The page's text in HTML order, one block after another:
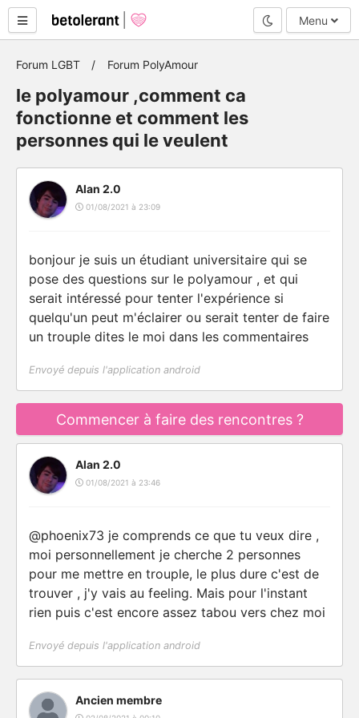
Mode nuit
Menu
Forum LGBT Forum PolyAmour
le polyamour ,comment ca
fonctionne et comment les
personnes qui le veulent
Alan 2.0
01/08/2021 à 23:09
bonjour je suis un étudiant universitaire qui se
pose des questions sur le polyamour , et qui
serait intéressé pour tenter l'expérience si
quelqu'un peut m'éclairer ou serait tenter de faire
un trouple dites le moi dans les commentaires
Envoyé depuis l'application android
Commencer à faire des rencontres ?
Alan 2.0
01/08/2021 à 23:46
@phoenix73 je comprends ce que tu veux dire ,
moi personnellement je cherche 2 personnes
pour me mettre en trouple, le plus dure c'est de
trouver , j'y vais au feeling. Mais pour l'instant
rien puis c'est encore assez tabou vers chez moi
Envoyé depuis l'application android
Ancien membre